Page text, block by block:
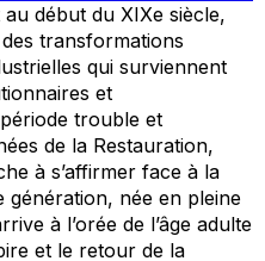
début du XIXe siècle,
transformations
qui surviennent
et
trouble et
de la Restauration,
à s’affirmer face à la
génération, née en pleine
à l’orée de l’âge adulte
et le retour de la